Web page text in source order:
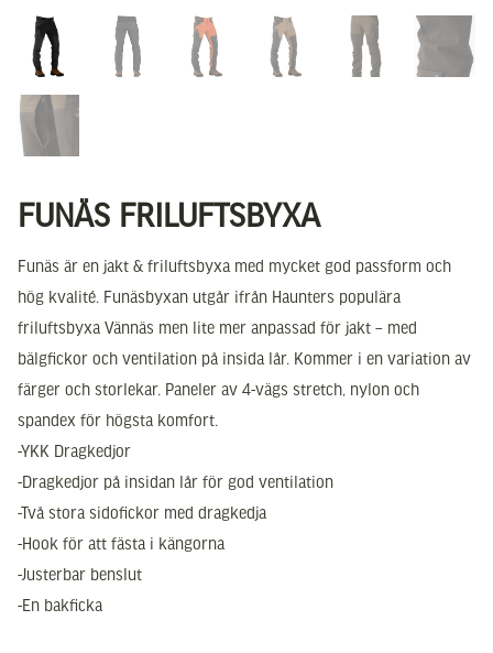
FUNÄS FRILUFTSBYXA
Funäs är en jakt & friluftsbyxa med mycket god passform och
hög kvalité. Funäsbyxan utgår ifrån Haunters populära
friluftsbyxa Vännäs men lite mer anpassad för jakt – med
bälgfickor och ventilation på insida lår. Kommer i en variation av
färger och storlekar. Paneler av 4-vägs stretch, nylon och
spandex för högsta komfort.
-YKK Dragkedjor
-Dragkedjor på insidan lår för god ventilation
-Två stora sidofickor med dragkedja
-Hook för att fästa i kängorna
-Justerbar benslut
-En bakficka